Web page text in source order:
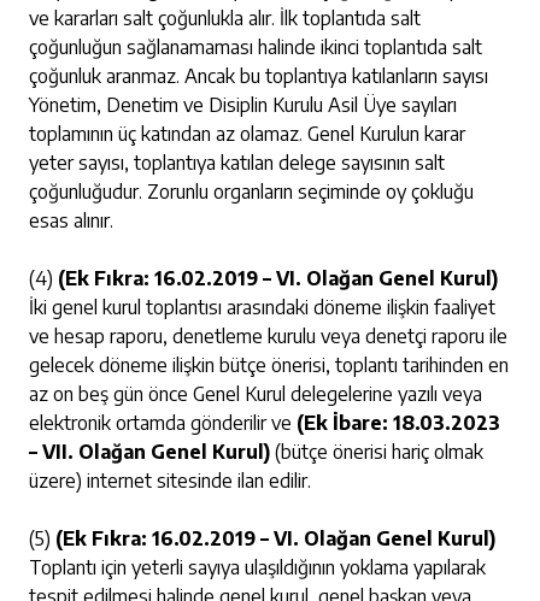
ve kararları salt çoğunlukla alır. İlk toplantıda salt
çoğunluğun sağlanamaması halinde ikinci toplantıda salt
çoğunluk aranmaz. Ancak bu toplantıya katılanların sayısı
Yönetim, Denetim ve Disiplin Kurulu Asil Üye sayıları
toplamının üç katından az olamaz. Genel Kurulun karar
yeter sayısı, toplantıya katılan delege sayısının salt
çoğunluğudur. Zorunlu organların seçiminde oy çokluğu
esas alınır.
(4) (Ek Fıkra: 16.02.2019 – VI. Olağan Genel Kurul)
İki genel kurul toplantısı arasındaki döneme ilişkin faaliyet
ve hesap raporu, denetleme kurulu veya denetçi raporu ile
gelecek döneme ilişkin bütçe önerisi, toplantı tarihinden en
az on beş gün önce Genel Kurul delegelerine yazılı veya
elektronik ortamda gönderilir ve (Ek İbare: 18.03.2023
– VII. Olağan Genel Kurul) (bütçe önerisi hariç olmak
üzere) internet sitesinde ilan edilir.
(5) (Ek Fıkra: 16.02.2019 – VI. Olağan Genel Kurul)
Toplantı için yeterli sayıya ulaşıldığının yoklama yapılarak
tespit edilmesi halinde genel kurul, genel başkan veya